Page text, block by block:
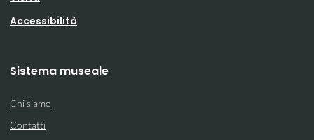
Accessibilità
Sistema museale
Chi siamo
Contatti